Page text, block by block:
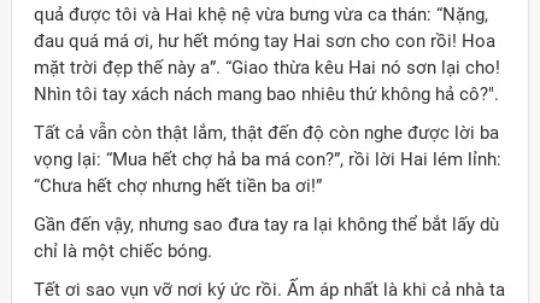
quả được tôi và Hai khệ nệ vừa bưng vừa ca thán: “Nặng,
đau quá má ơi, hư hết móng tay Hai sơn cho con rồi! Hoa
mặt trời đẹp thế này a”. “Giao thừa kêu Hai nó sơn lại cho!
Nhìn tôi tay xách nách mang bao nhiêu thứ không hả cô?".
Tất cả vẫn còn thật lắm, thật đến độ còn nghe được lời ba
vọng lại: “Mua hết chợ hả ba má con?”, rồi lời Hai lém lỉnh:
“Chưa hết chợ nhưng hết tiền ba ơi!”
Gần đến vậy, nhưng sao đưa tay ra lại không thể bắt lấy dù
chỉ là một chiếc bóng.
Tết ơi sao vụn vỡ nơi ký ức rồi. Ấm áp nhất là khi cả nhà ta